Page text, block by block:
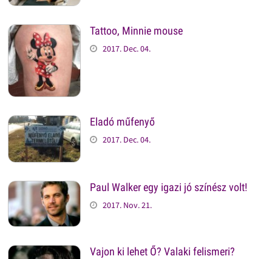
Tattoo, Minnie mouse
2017. Dec. 04.
Eladó műfenyő
2017. Dec. 04.
Paul Walker egy igazi jó színész volt!
2017. Nov. 21.
Vajon ki lehet Ő? Valaki felismeri?